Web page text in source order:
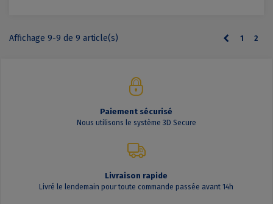
Affichage 9-9 de 9 article(s) Précédent
1 2
Paiement sécurisé
Nous utilisons le système 3D Secure
Livraison rapide
Livré le lendemain pour toute commande passée avant 14h